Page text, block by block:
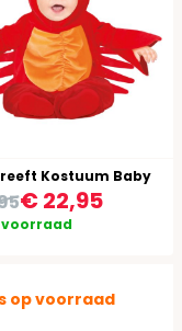
Kostuum Baby
€ 22,95
voorraad
op voorraad